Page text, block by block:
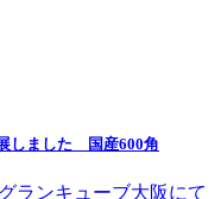
しました 国産600角
ランキューブ大阪にて